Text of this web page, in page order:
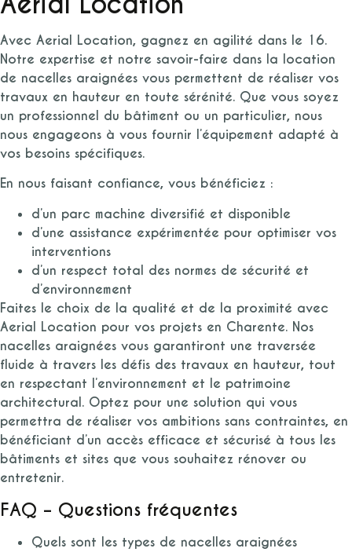
Avec Aerial Location, gagnez en agilité dans le 16.
Notre expertise et notre savoir-faire dans la location
de nacelles araignées vous permettent de réaliser vos
travaux en hauteur en toute sérénité. Que vous soyez
un professionnel du bâtiment ou un particulier, nous
nous engageons à vous fournir l’équipement adapté à
vos besoins spécifiques.
En nous faisant confiance, vous bénéficiez :
d’un parc machine diversifié et disponible
d’une assistance expérimentée pour optimiser vos
interventions
d’un respect total des normes de sécurité et
d’environnement
Faites le choix de la qualité et de la proximité avec
Aerial Location pour vos projets en Charente. Nos
nacelles araignées vous garantiront une traversée
fluide à travers les défis des travaux en hauteur, tout
en respectant l’environnement et le patrimoine
architectural. Optez pour une solution qui vous
permettra de réaliser vos ambitions sans contraintes, en
bénéficiant d’un accès efficace et sécurisé à tous les
bâtiments et sites que vous souhaitez rénover ou
entretenir.
FAQ – Questions fréquentes
Quels sont les types de nacelles araignées